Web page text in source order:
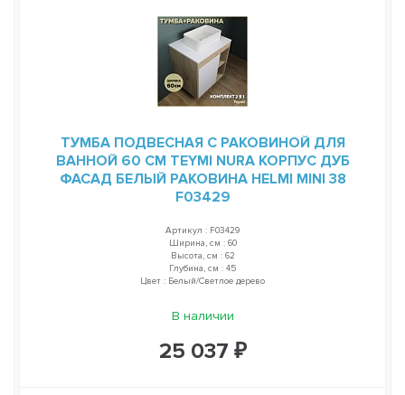
ТУМБА ПОДВЕСНАЯ С РАКОВИНОЙ ДЛЯ
ВАННОЙ 60 СМ TEYMI NURA КОРПУС ДУБ
ФАСАД БЕЛЫЙ РАКОВИНА HELMI MINI 38
F03429
Артикул : F03429
Ширина, см : 60
Высота, см : 62
Глубина, см : 45
Цвет : Белый/Светлое дерево
В наличии
25 037 ₽